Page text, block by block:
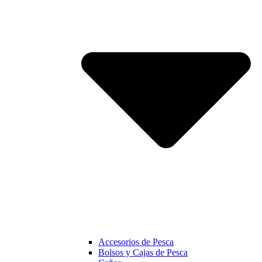
Accesorios de Pesca
Bolsos y Cajas de Pesca